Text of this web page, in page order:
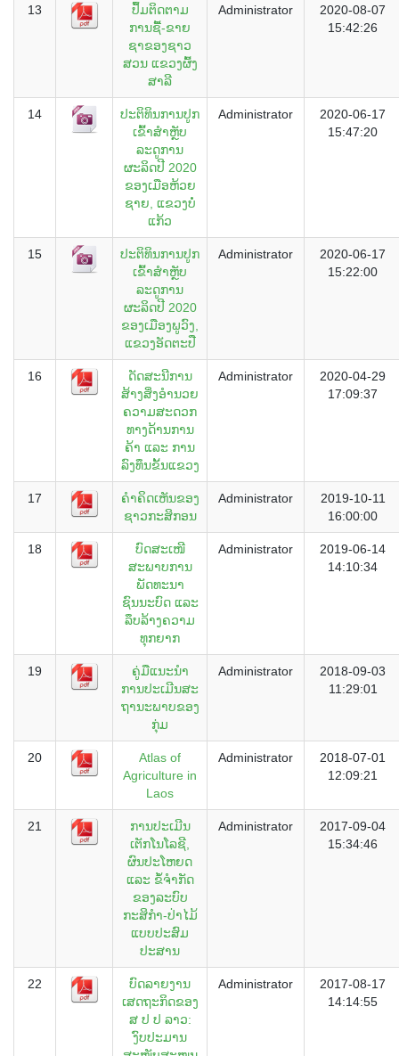
13
ປຶ້ມຕິດຕາມ
ການຊື້-ຂາຍ
ຊາຂອງຊາວ
ສວນ ແຂວງຜົ້ງ
ສາລີ
Administrator
2020-08-07
15:42:26
14
ປະຕິທິນການປູກ
ເຂົ້າສຳຫຼັບ
ລະດູການ
ຜະລິດປີ 2020
ຂອງເມືອຫ້ວຍ
ຊາຍ, ແຂວງບໍ່
ແກ້ວ
Administrator
2020-06-17
15:47:20
15
ປະຕິທິນການປູກ
ເຂົ້າສຳຫຼັບ
ລະດູການ
ຜະລິດປີ 2020
ຂອງເມືອງພູວົງ,
ແຂວງອັດຕະປື
Administrator
2020-06-17
15:22:00
16
ດັດສະນີການ
ສ້າງສິ່ງອຳນວຍ
ຄວາມສະດວກ
ທາງດ້ານການ
ຄ້າ ແລະ ການ
ລົງທຶນຂັ້ນແຂວງ
Administrator
2020-04-29
17:09:37
17
ຄຳຄິດເຫັນຂອງ
ຊາວກະສິກອນ
Administrator
2019-10-11
16:00:00
18
ບົດສະເໜີ
ສະພາບການ
ພັດທະນາ
ຊົນນະບົດ ແລະ
ລຶບລ້າງຄວາມ
ທຸກຍາກ
Administrator
2019-06-14
14:10:34
19
​ຄູ່​ມື​ແນະ​ນຳ​
ການ​ປະ​ເມີນ​ສະ​
ຖາ​ນະ​ພາບ​ຂອງ​
ກຸ່ມ
Administrator
2018-09-03
11:29:01
20
Atlas of
Agriculture in
Laos
Administrator
2018-07-01
12:09:21
21
ການປະເມີນ
ເຕັກໂນໂລຊີ,
ຜົນປະໂຫຍດ
ແລະ ຂໍ້ຈຳກັດ
ຂອງລະບົບ
ກະສິກຳ-ປ່າໄມ້
ແບບປະສົມ
ປະສານ
Administrator
2017-09-04
15:34:46
22
ບົດລາຍງານ
ເສດຖະກິດຂອງ
ສ ປ ປ ລາວ:
ງົບປະມານ
Administrator
2017-08-17
14:14:55